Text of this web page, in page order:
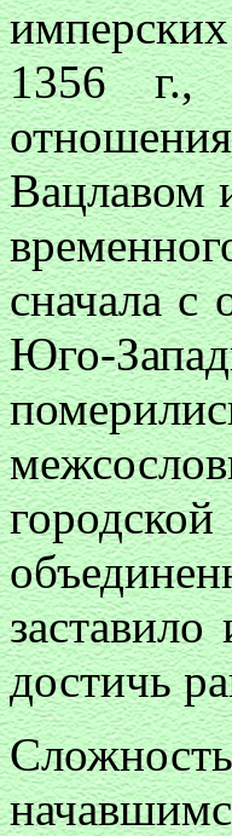
1356 г.,
Вацлавом
сначала с
Юго-
достичь